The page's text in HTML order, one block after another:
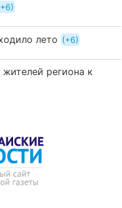
+6
лето +6
региона к